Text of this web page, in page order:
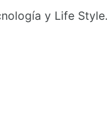
y Life Style.